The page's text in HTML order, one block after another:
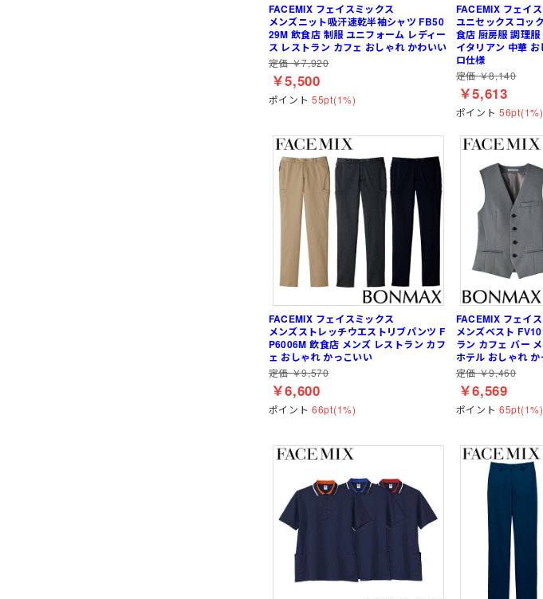
FACEMIX フェイスミックス
メンズニット吸汗速乾半袖シャツ FB50
29M 飲食店 制服 ユニフォーム レディー
ス レストラン カフェ おしゃれ かわいい
定価 ￥7,920
￥5,500
ポイント 55pt(1%)
FACEMIX フェイ
ユニセックスコッ
食店 厨房服 調理
イタリアン 中華
ロ仕様
定価 ￥8,140
￥5,613
ポイント 56pt(1%)
FACEMIX フェイスミックス
メンズストレッチウエストリブパンツ F
P6006M 飲食店 メンズ レストラン カフ
ェ おしゃれ かっこいい
定価 ￥9,570
￥6,600
ポイント 66pt(1%)
FACEMIX フェイ
メンズベスト
ラン カフェ バー
ホテル おしゃれ
定価 ￥9,460
￥6,569
ポイント 65pt(1%)